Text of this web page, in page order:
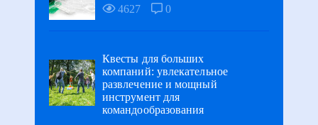
4627 0
Квесты для больших
компаний: увлекательное
развлечение и мощный
инструмент для
командообразования